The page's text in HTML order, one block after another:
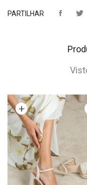
PARTILHAR
opções